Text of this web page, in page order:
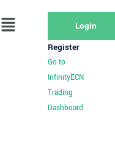
Login
Register
Go to
InfinityECN
Trading
Dashboard.